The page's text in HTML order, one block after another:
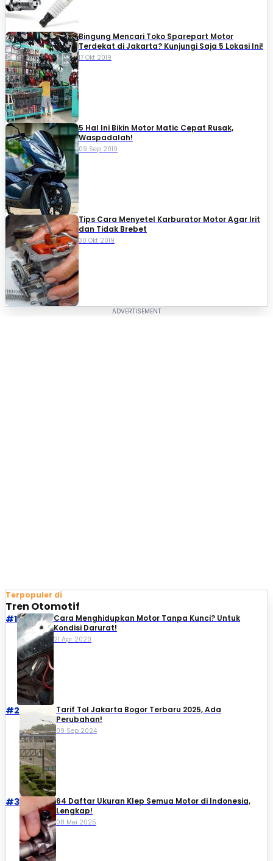
Bingung Mencari Toko Sparepart Motor
Terdekat di Jakarta? Kunjungi Saja 5 Lokasi Ini!
17 Okt 2019
5 Hal Ini Bikin Motor Matic Cepat Rusak,
Waspadalah!
09 Sep 2019
Tips Cara Menyetel Karburator Motor Agar Irit
dan Tidak Brebet
30 Okt 2019
Terpopuler di
Tren Otomotif
#1
Cara Menghidupkan Motor Tanpa Kunci? Untuk
Kondisi Darurat!
21 Apr 2020
#2
Tarif Tol Jakarta Bogor Terbaru 2025, Ada
Perubahan!
09 Sep 2024
#3
64 Daftar Ukuran Klep Semua Motor di Indonesia,
Lengkap!
08 Mei 2025